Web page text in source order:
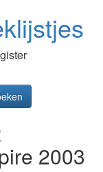
2003